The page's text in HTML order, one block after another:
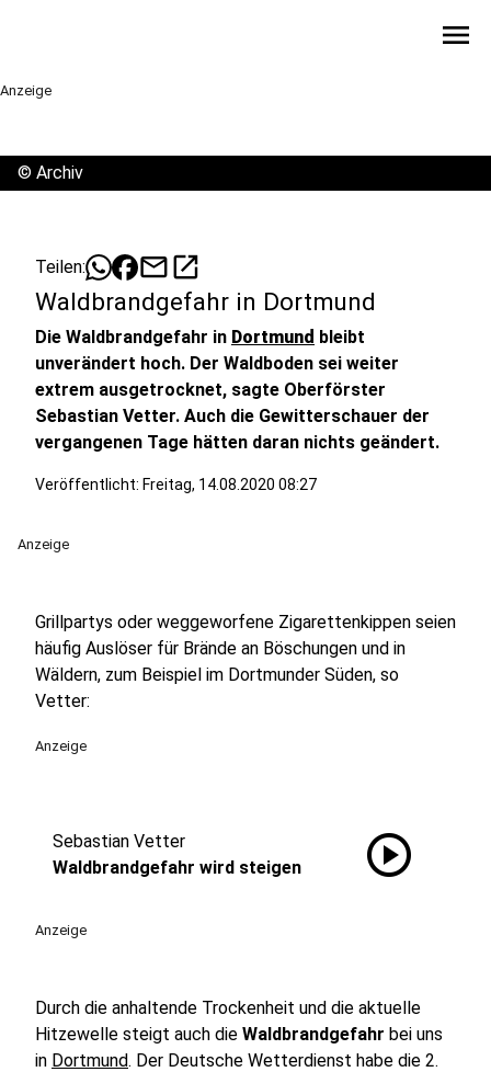
menu
Anzeige
© Archiv
Teilen: mailopen_in_new
Waldbrandgefahr in Dortmund
Die Waldbrandgefahr in Dortmund bleibt
unverändert hoch. Der Waldboden sei weiter
extrem ausgetrocknet, sagte Oberförster
Sebastian Vetter. Auch die Gewitterschauer der
vergangenen Tage hätten daran nichts geändert.
Veröffentlicht: Freitag, 14.08.2020 08:27
Anzeige
Grillpartys oder weggeworfene Zigarettenkippen seien
häufig Auslöser für Brände an Böschungen und in
Wäldern, zum Beispiel im Dortmunder Süden, so
Vetter:
Anzeige
Sebastian Vetter
Waldbrandgefahr wird steigen
play_circle
Anzeige
Durch die anhaltende Trockenheit und die aktuelle
Hitzewelle steigt auch die Waldbrandgefahr bei uns
in Dortmund. Der Deutsche Wetterdienst habe die 2.